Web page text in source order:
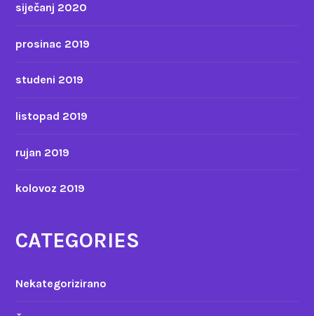
siječanj 2020
prosinac 2019
studeni 2019
listopad 2019
rujan 2019
kolovoz 2019
CATEGORIES
Nekategorizirano